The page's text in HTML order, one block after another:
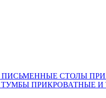
ПИСЬМЕННЫЕ СТОЛЫ
ТУМБЫ ПРИКРОВАТНЫЕ